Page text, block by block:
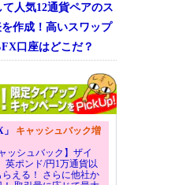
人気12通貨ペアのス
作成！高いスワップ
口座はどこだ？
キャッシュバック増
ッシュバック】ザイ
英ポンド/円1万通貨以
らえる！ さらに他社か